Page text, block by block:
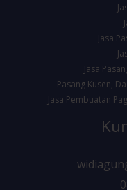
Jasa
Jasa
Pasang Kusen,
Jasa Pembuatan